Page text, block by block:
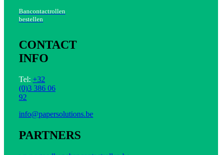
Bancontactrollen
bestellen
CONTACT
INFO
Tel: +32
(0)3 386 06
92
info@papersolutions.be
PARTNERS